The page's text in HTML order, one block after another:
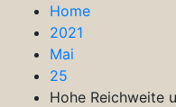
Home
2021
Mai
25
Hohe Reichweite